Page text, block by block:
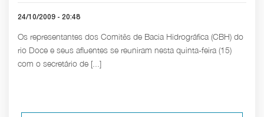
24/10/2009 - 20:48
Os representantes dos Comitês de Bacia Hidrográfica (CBH) do
rio Doce e seus afluentes se reuniram nesta quinta-feira (15)
com o secretário de [...]